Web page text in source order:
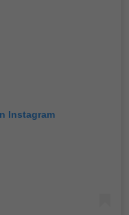
Instagram